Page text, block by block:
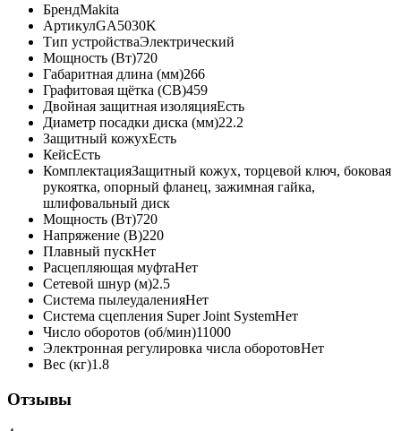
БрендMakita
АртикулGA5030K
Тип устройстваЭлектрический
Мощность (Вт)720
Габаритная длина (мм)266
Графитовая щётка (CB)459
Двойная защитная изоляцияЕсть
Диаметр посадки диска (мм)22.2
Защитный кожухЕсть
КейсЕсть
КомплектацияЗащитный кожух, торцевой ключ, боковая
рукоятка, опорный фланец, зажимная гайка,
шлифовальный диск
Мощность (Вт)720
Напряжение (В)220
Плавный пускНет
Расцепляющая муфтаНет
Сетевой шнур (м)2.5
Система пылеудаленияНет
Система сцепления Super Joint SystemНет
Число оборотов (об/мин)11000
Электронная регулировка числа оборотовНет
Вес (кг)1.8
Отзывы